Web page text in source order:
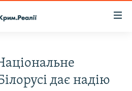
дає надію